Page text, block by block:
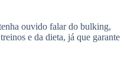
ouvido falar do bulking,
e da dieta, já que garante